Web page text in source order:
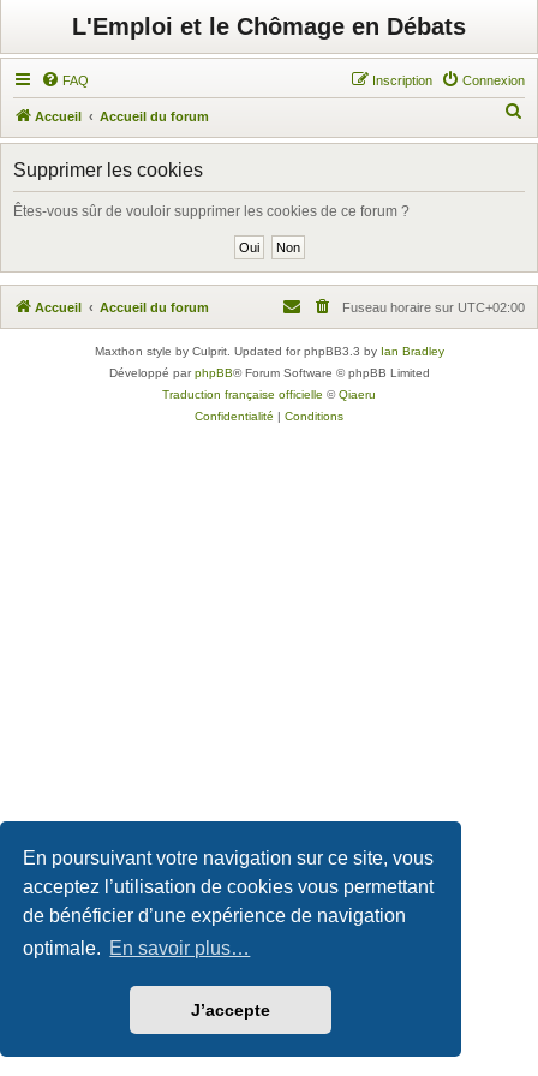
En poursuivant votre navigation sur ce site, vous
acceptez l’utilisation de cookies vous permettant
de bénéficier d’une expérience de navigation
optimale. En savoir plus…
J’accepte
L'Emploi et le Chômage en Débats
FAQ Connexion
Inscription
Accueil Accueil du forum
e
c
Supprimer les cookies
Êtes-vous sûr de vouloir supprimer les cookies de ce forum ?
Accueil Accueil du forum Fuseau horaire sur UTC+02:00
Maxthon style by Culprit. Updated for phpBB3.3 by Ian Bradley
Développé parphpBB® Forum Software © phpBB Limited
Traduction française officielle ©Qiaeru
Confidentialité | Conditions